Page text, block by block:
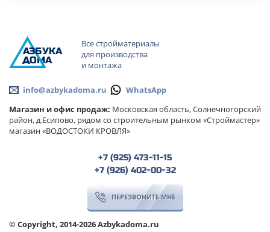
ОМА
АЗБУКА
Все стройматериалы
для производства
и монтажа
info@azbykadoma.ru
WhatsApp
Магазин и офис продаж: Московская область, Солнечногорский
район, д.Есипово, рядом со строительным рынком «Строймастер»
магазин «ВОДОСТОКИ КРОВЛЯ»
+7 (925) 473-11-15
+7 (926) 402-00-32
ПЕРЕЗВОНИТЕ МНЕ
© Copyright, 2014-2026 Azbykadoma.ru